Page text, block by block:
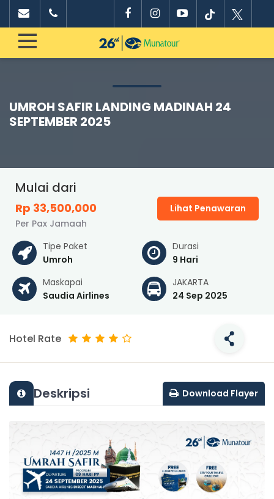
UMROH SAFIR LANDING MADINAH 24
SEPTEMBER 2025
Tipe Paket
Umroh
Durasi
9 Hari
Maskapai
Saudia Airlines
JAKARTA
24 Sep 2025
Mulai dari
Rp 33,500,000
Per Pax Jamaah
Lihat Penawaran
Hotel Rate
Deskripsi Download Flayer